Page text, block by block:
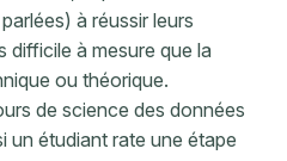
à réussir leurs
difficile à mesure que la
ou théorique.
de science des données
un étudiant rate une étape